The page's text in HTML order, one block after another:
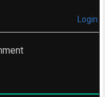
Login